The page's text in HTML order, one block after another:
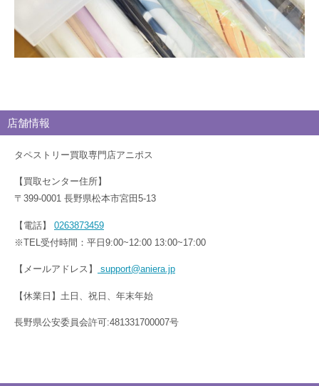
店舗情報
タペストリー買取専門店アニポス
【買取センター住所】
〒399-0001 長野県松本市宮田5-13
【電話】 0263873459
※TEL受付時間：平日9:00~12:00 13:00~17:00
【メールアドレス】 support@aniera.jp
【休業日】土日、祝日、年末年始
長野県公安委員会許可:481331700007号